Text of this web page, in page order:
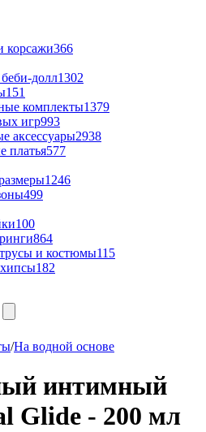
корсажи366
долл1302
151
комплекты1379
игр993
аксессуары2938
платья577
1246
499
100
864
и костюмы115
182
/На водной основе
интимный
Glide - 200 мл